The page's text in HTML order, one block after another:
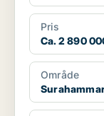
Pris
Ca. 2 890
Område